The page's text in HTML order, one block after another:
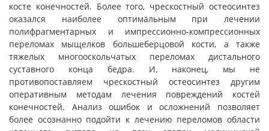
косте конечностей. Более того, чрескостный остеосинтез
оказался наиболее оптимальным при лечении
полифрагментарных и импрессионно-компрессионных
переломах мыщелков большеберцовой кости, а также
тяжелых многооскольчатых переломах дистального
суставного конца бедра. И, наконец, мы не
противопоставляем чрескостный остеосинтез другим
оперативным методам лечения повреждений костей
конечностей. Анализ ошибок и осложнений позволяет
более осознанно подойти к лечению переломов области